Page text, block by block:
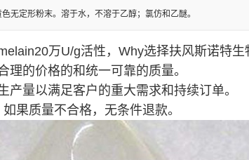
无定形粉末。溶于水，不溶于乙醇；氯仿和乙醚。
万U/g活性，Why选择扶风斯诺特生
理的价格的和统一可靠的质量。
产量以满足客户的重大需求和持续订单。
如果质量不合格，无条件退款。